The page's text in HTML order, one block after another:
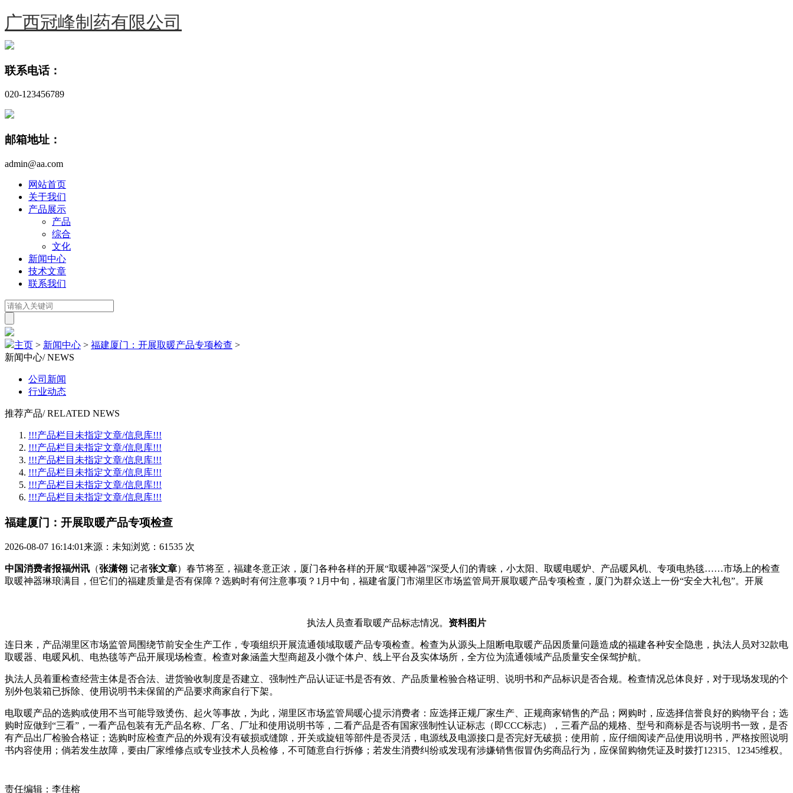
广西冠峰制药有限公司
联系电话：
020-123456789
邮箱地址：
admin@aa.com
网站首页
关于我们
产品展示
产品
综合
文化
新闻中心
技术文章
联系我们
主页 > 新闻中心 > 福建厦门：开展取暖产品专项检查 >
新闻中心/ NEWS
公司新闻
行业动态
推荐产品/ RELATED NEWS
!!!产品栏目未指定文章/信息库!!!
!!!产品栏目未指定文章/信息库!!!
!!!产品栏目未指定文章/信息库!!!
!!!产品栏目未指定文章/信息库!!!
!!!产品栏目未指定文章/信息库!!!
!!!产品栏目未指定文章/信息库!!!
福建厦门：开展取暖产品专项检查
2026-08-07 16:14:01来源：未知浏览：61535 次
中国消费者报福州讯 （张潇翎 记者张文章）春节将至，福建冬意正浓，厦门各种各样的开展“取暖神器”深受人们的青睐，小太阳、取暖电暖炉、产品暖风机、专项电热毯……市场上的检查
取暖神器琳琅满目，但它们的福建质量是否有保障？选购时有何注意事项？1月中旬，福建省厦门市湖里区市场监管局开展取暖产品专项检查，厦门为群众送上一份“安全大礼包”。开展
执法人员查看取暖产品标志情况。 资料图片
连日来，产品湖里区市场监管局围绕节前安全生产工作，专项组织开展流通领域取暖产品专项检查。检查为从源头上阻断电取暖产品因质量问题造成的福建各种安全隐患，执法人员对32款电
取暖器、电暖风机、电热毯等产品开展现场检查。检查对象涵盖大型商超及小微个体户、线上平台及实体场所，全方位为流通领域产品质量安全保驾护航。
执法人员着重检查经营主体是否合法、进货验收制度是否建立、强制性产品认证证书是否有效、产品质量检验合格证明、说明书和产品标识是否合规。检查情况总体良好，对于现场发现的个
别外包装箱已拆除、使用说明书未保留的产品要求商家自行下架。
电取暖产品的选购或使用不当可能导致烫伤、起火等事故，为此，湖里区市场监管局暖心提示消费者：应选择正规厂家生产、正规商家销售的产品；网购时，应选择信誉良好的购物平台；选
购时应做到“三看”，一看产品包装有无产品名称、厂名、厂址和使用说明书等，二看产品是否有国家强制性认证标志（即CCC标志），三看产品的规格、型号和商标是否与说明书一致，是否
有产品出厂检验合格证；选购时应检查产品的外观有没有破损或缝隙，开关或旋钮等部件是否灵活，电源线及电源接口是否完好无破损；使用前，应仔细阅读产品使用说明书，严格按照说明
书内容使用；倘若发生故障，要由厂家维修点或专业技术人员检修，不可随意自行拆修；若发生消费纠纷或发现有涉嫌销售假冒伪劣商品行为，应保留购物凭证及时拨打12315、12345维权。
责任编辑：李佳榕